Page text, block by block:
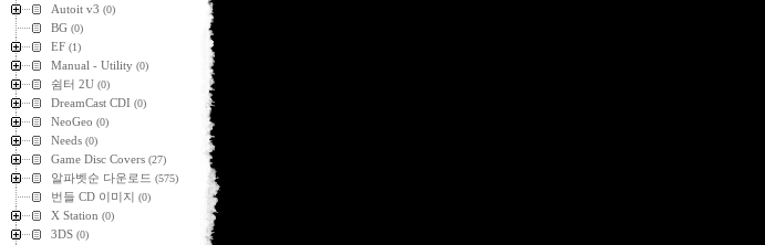
Autoit v3 (0)
BG (0)
EF (1)
Manual - Utility (0)
쉼터 2U (0)
DreamCast CDI (0)
NeoGeo (0)
Needs (0)
Game Disc Covers (27)
알파벳순 다운로드 (575)
번들 CD 이미지 (0)
X Station (0)
3DS (0)